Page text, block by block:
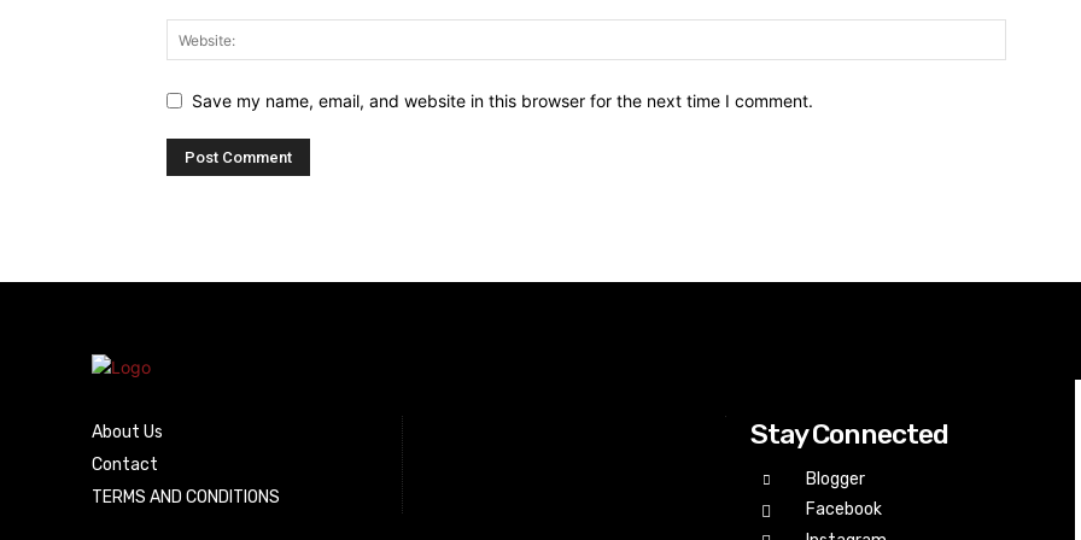
Save my name, email, and website in this browser for the next time I comment.
About Us
Contact
TERMS AND CONDITIONS
Stay Connected
Blogger
Facebook